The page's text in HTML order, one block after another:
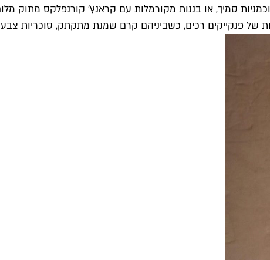
סמיך, או בננות מקורמלות עם קראנץ' קורנפלקס מתוק
פנקייקים רכים, כשביניהם קרם שמנת מתקתק, סוכריות